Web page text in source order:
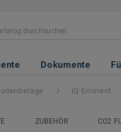
Dokumente
iQ Eminent
ZUBEHÖR CO2